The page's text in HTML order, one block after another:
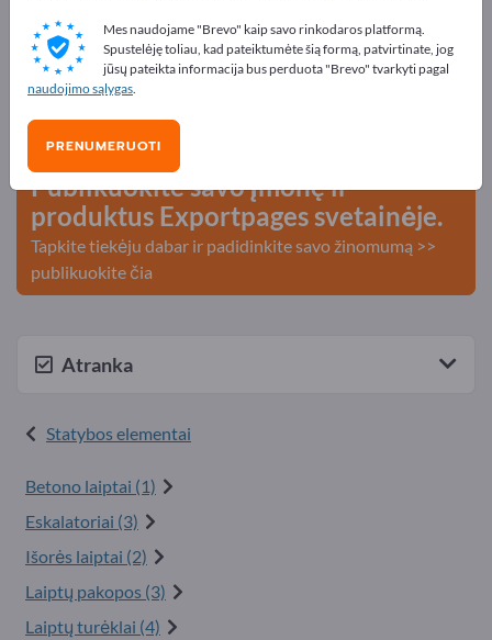
Reklamuokitės nemokamai
Exportpages!
kontaktai >> pradėkite čia
Publikuokite savo įmonę ir
produktus Exportpages svetainėje.
Tapkite tiekėju dabar ir padidinkite savo žinomumą >>
publikuokite čia
Atranka
Statybos elementai
Betono laiptai (1)
Eskalatoriai (3)
Išorės laiptai (2)
Laiptų pakopos (3)
Laiptų turėklai (4)
Mes naudojame "Brevo" kaip savo rinkodaros platformą.
Spustelėję toliau, kad pateiktumėte šią formą, patvirtinate, jog
jūsų pateikta informacija bus perduota "Brevo" tvarkyti pagal
naudojimo sąlygas.
PRENUMERUOTI